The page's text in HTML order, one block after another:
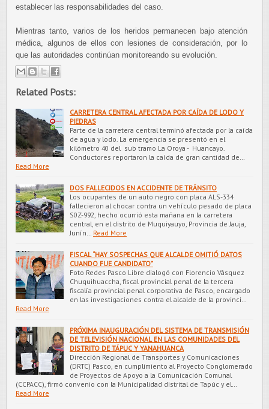
establecer las responsabilidades del caso.
Mientras tanto, varios de los heridos permanecen bajo atención
médica, algunos de ellos con lesiones de consideración, por lo
que las autoridades continúan monitoreando su evolución.
Related Posts:
CARRETERA CENTRAL AFECTADA POR CAÍDA DE LODO Y
PIEDRAS
Parte de la carretera central terminó afectada por la caída
de agua y lodo. La emergencia se presentó en el
kilómetro 40 del sub tramo La Oroya - Huancayo.
Conductores reportaron la caída de gran cantidad de…
Read More
DOS FALLECIDOS EN ACCIDENTE DE TRÁNSITO
Los ocupantes de un auto negro con placa ALS-334
fallecieron al chocar contra un vehículo pesado de placa
S0Z-992, hecho ocurrió esta mañana en la carretera
central, en el distrito de Muquiyauyo, Provincia de Jauja,
Junín…
Read More
FISCAL “HAY SOSPECHAS QUE ALCALDE OMITIÓ DATOS
CUANDO FUE CANDIDATO”
Foto Redes Pasco Libre dialogó con Florencio Vásquez
Chuquihuaccha, fiscal provincial penal de la tercera
fiscalía provincial penal corporativa de Pasco, encargado
en las investigaciones contra el alcalde de la provinci…
Read More
PRÓXIMA INAUGURACIÓN DEL SISTEMA DE TRANSMISIÓN
DE TELEVISIÓN NACIONAL EN LAS COMUNIDADES DEL
DISTRITO DE TÁPUC Y YANAHUANCA
Dirección Regional de Transportes y Comunicaciones
(DRTC) Pasco, en cumplimiento al Proyecto Conglomerado
de Proyectos de Apoyo a la Comunicación Comunal
(CCPACC), firmó convenio con la Municipalidad distrital de Tapúc y el…
Read More